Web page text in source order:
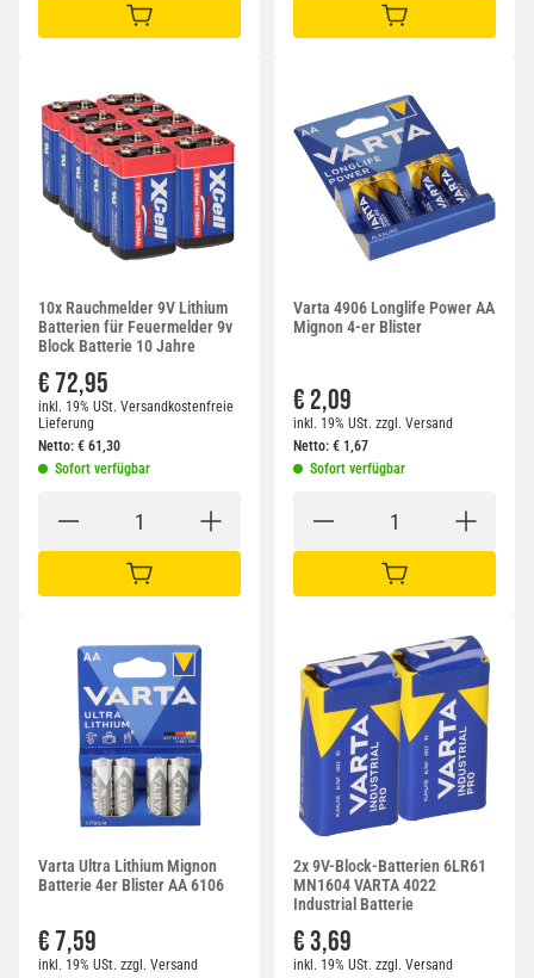
IN DEN WARENKORB IN DEN WARENKORB
10x Rauchmelder 9V Lithium
Batterien für Feuermelder 9v
Block Batterie 10 Jahre
€ 72,95
inkl. 19% USt. Versandkostenfreie
Lieferung
Netto: € 61,30
Sofort verfügbar
IN DEN WARENKORB
Varta 4906 Longlife Power AA
Mignon 4-er Blister
€ 2,09
inkl. 19% USt. zzgl. Versand
Netto: € 1,67
Sofort verfügbar
IN DEN WARENKORB
Varta Ultra Lithium Mignon
Batterie 4er Blister AA 6106
€ 7,59
inkl. 19% USt. zzgl. Versand
2x 9V-Block-Batterien 6LR61
MN1604 VARTA 4022
Industrial Batterie
€ 3,69
inkl. 19% USt. zzgl. Versand